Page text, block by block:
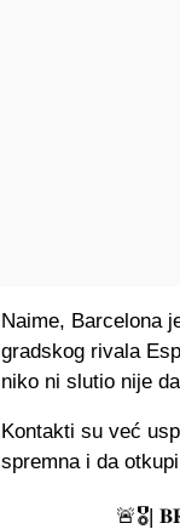
Naime, Barcelona
gradskog rivala
niko ni slutio nije
Kontakti su već
spremna i da
🚨🎖|